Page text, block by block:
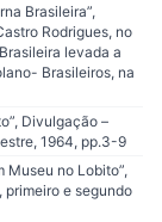
Brasileira”,
Rodrigues, no
levada a
Brasileiros, na
Divulgação –
1964, pp.3-9
Museu no Lobito”,
e segundo